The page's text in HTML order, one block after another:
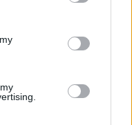
its third-party tags to
in below Google
με τον Γρηγόρη
«η πραγματική μου
της πόλης σε